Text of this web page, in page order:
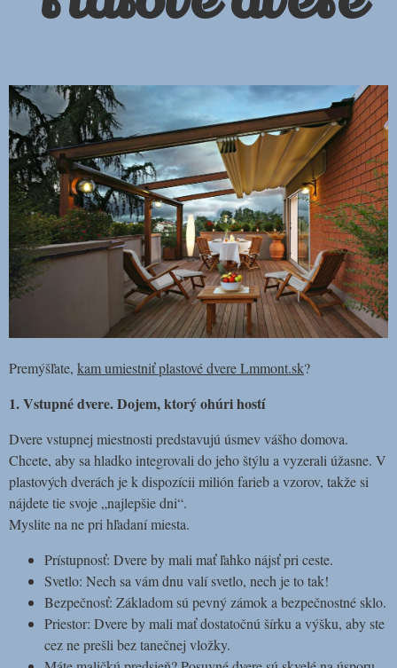
Premýšľate, kam umiestniť plastové dvere Lmmont.sk?
1. Vstupné dvere. Dojem, ktorý ohúri hostí
Dvere vstupnej miestnosti predstavujú úsmev vášho domova.
Chcete, aby sa hladko integrovali do jeho štýlu a vyzerali úžasne. V
plastových dverách je k dispozícii milión farieb a vzorov, takže si
nájdete tie svoje „najlepšie dni“.
Myslite na ne pri hľadaní miesta.
Prístupnosť: Dvere by mali mať ľahko nájsť pri ceste.
Svetlo: Nech sa vám dnu valí svetlo, nech je to tak!
Bezpečnosť: Základom sú pevný zámok a bezpečnostné sklo.
Priestor: Dvere by mali mať dostatočnú šírku a výšku, aby ste
cez ne prešli bez tanečnej vložky.